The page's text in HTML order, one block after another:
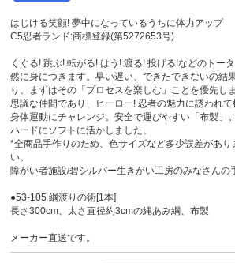
はじける笑顔! 夢中になっているうちに体力アップ
C5忍者ランド:商標登録(第5272653号)
くぐる! 跳ぶ! 転がる! はう! 渡る! 投げる!などのトー
然に身につきます。早い遅い、できたできないの結
り、まずはその「プロセスを楽しむ」ことを優先し
思議な仲間であり、ヒーロー! 忍者の魅力に誘われて
身体運動にチャレンジ。安全で運びやすい「布製」
ハードにソフトに活かしました。
*全商品手作りのため、色サイズなど多少誤差があり
い。
障がい者施設/碧シルバー生きがい工房のみなさんの
●53-105 綱渡りの術[1本]
長さ300cm、太さ直径約3cmの縄あみ綱、布製
メーカー直送です。